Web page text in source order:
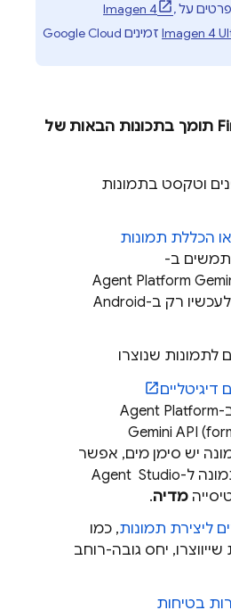
על Imagen 4
,
Imagen 4זמיניםGoogle Cloud
תומך בתכונות הבאות של
וטקסט בתמונות
הכללת תמונות
ב-
Agent Platform
(נכון לעכשיו רק ב-Android
שנוצרו
Agent Platform
Gemini API
יש סימן מים, אפשר
ל-Agent Studio
מדיה.
תמונות, כמו
יחס גובה-רוחב
בטיחות